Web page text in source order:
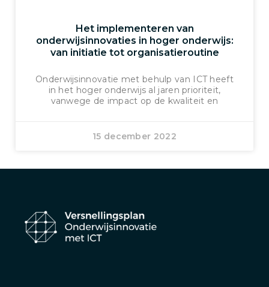
Het implementeren van
onderwijsinnovaties in hoger onderwijs:
van initiatie tot organisatieroutine
Onderwijsinnovatie met behulp van ICT heeft
in het hoger onderwijs al jaren prioriteit,
vanwege de impact op de kwaliteit en
15 december 2022